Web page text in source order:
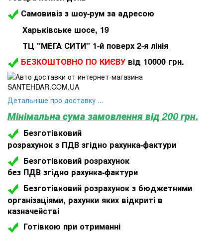
Самовивіз з шоу-рум за адресою
Харьківське шосе, 19
ТЦ "МЕГА СИТИ" 1-й поверх 2-я лінія
БЕЗКОШТОВНО ПО КИЄВУ від 10000 грн.
Детальніше про доставку ...
Мінімальна сума замовлення від 200 грн.
Безготівковий
розрахунок з ПДВ згідно рахунка-фактури
Безготівковий розрахунок
без ПДВ згідно рахунка-фактури
Безготівковий розрахунок з бюджетними
організаціями, рахунки яких відкриті в
казначействі
Готівкою при отриманні